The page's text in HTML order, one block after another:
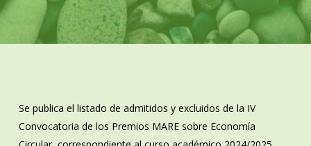
Se publica el listado de admitidos y excluidos de la IV
Convocatoria de los Premios MARE sobre Economía